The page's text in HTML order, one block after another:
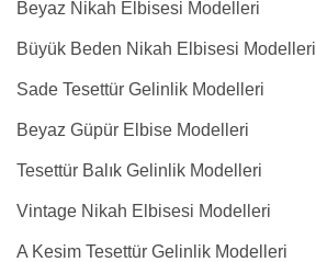
Beyaz Nikah Elbisesi Modelleri
Büyük Beden Nikah Elbisesi Modelleri
Sade Tesettür Gelinlik Modelleri
Beyaz Güpür Elbise Modelleri
Tesettür Balık Gelinlik Modelleri
Vintage Nikah Elbisesi Modelleri
A Kesim Tesettür Gelinlik Modelleri